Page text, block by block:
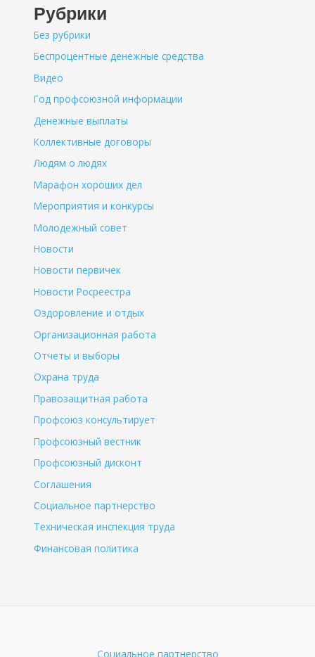
Рубрики
Без рубрики
Беспроцентные денежные средства
Видео
Год профсоюзной информации
Денежные выплаты
Коллективные договоры
Людям о людях
Марафон хороших дел
Мероприятия и конкурсы
Молодежный совет
Новости
Новости первичек
Новости Росреестра
Оздоровление и отдых
Организационная работа
Отчеты и выборы
Охрана труда
Правозащитная работа
Профсоюз консультирует
Профсоюзный вестник
Профсоюзный дисконт
Соглашения
Социальное партнерство
Техническая инспекция труда
Финансовая политика
Социальное партнерство